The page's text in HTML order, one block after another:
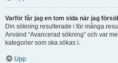
Varför får jag en tom sida när jag
Din sökning resulterade i för många
Använd “Avancerad sökning” och var
kategorier som ska sökas i.
Upp